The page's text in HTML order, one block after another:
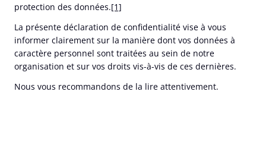
protection des données.[1]
La présente déclaration de confidentialité vise à vous
informer clairement sur la manière dont vos données à
caractère personnel sont traitées au sein de notre
organisation et sur vos droits vis-à-vis de ces dernières.
Nous vous recommandons de la lire attentivement.